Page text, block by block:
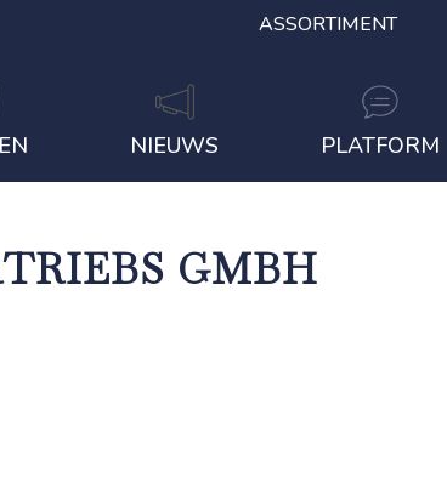
ASSORTIMENT
NIEUWS PLATFORM
GMBH